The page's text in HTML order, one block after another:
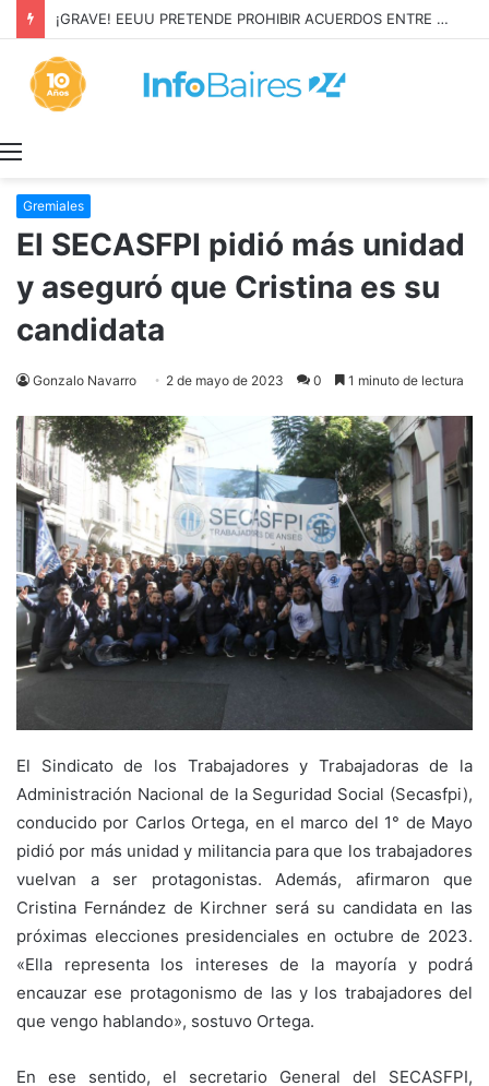
¡GRAVE! EEUU PRETENDE PROHIBIR ACUERDOS ENTRE CHINA Y UNA COOPERATIVA EN NEUQUÉN
Gremiales
El SECASFPI pidió más unidad
y aseguró que Cristina es su
candidata
Gonzalo Navarro 2 de mayo de 2023 0 1 minuto de lectura
El Sindicato de los Trabajadores y Trabajadoras de la
Administración Nacional de la Seguridad Social (Secasfpi),
conducido por Carlos Ortega, en el marco del 1° de Mayo
pidió por más unidad y militancia para que los trabajadores
vuelvan a ser protagonistas. Además, afirmaron que
Cristina Fernández de Kirchner será su candidata en las
próximas elecciones presidenciales en octubre de 2023.
«Ella representa los intereses de la mayoría y podrá
encauzar ese protagonismo de las y los trabajadores del
que vengo hablando», sostuvo Ortega.
En ese sentido, el secretario General del SECASFPI,